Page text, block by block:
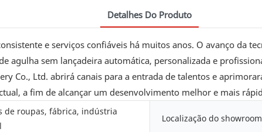
Detalhes Do Produto
e serviços confiáveis ​​há muitos anos. O avanço da
agulha sem lançadeira automática, personalizada e
Co., Ltd. abrirá canais para a entrada de talentos e
a fim de alcançar um desenvolvimento melhor e mais
de roupas, fábrica, indústria
Localização do